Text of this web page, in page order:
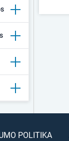
POLITIKA